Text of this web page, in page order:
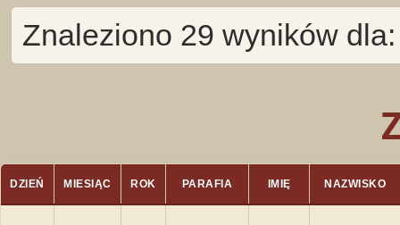
Znaleziono 29 wyników
DZIEŃ MIESIĄC ROK PARAFIA IMIĘ NAZWISKO